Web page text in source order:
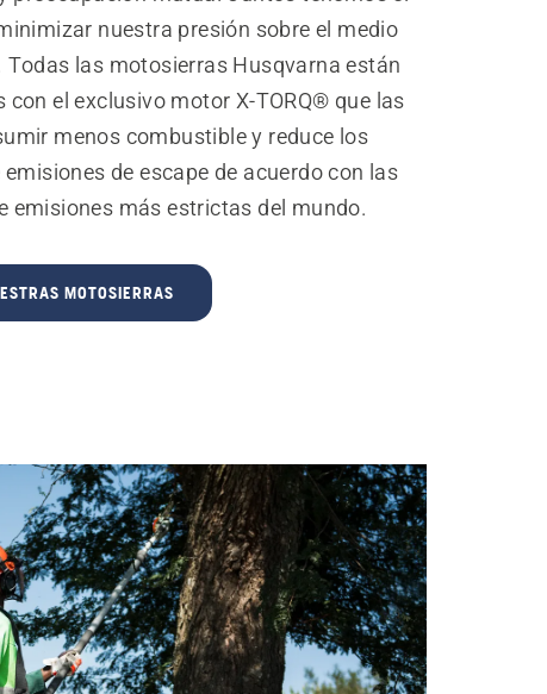
nuestra presión sobre el medio
Todas las motosierras Husqvarna están
con el exclusivo motor X-TORQ® que las
menos combustible y reduce los
emisiones de escape de acuerdo con las
emisiones más estrictas del mundo.
MOTOSIERRAS